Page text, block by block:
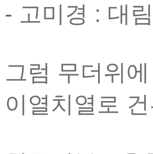
- 고미경 : 대
그럼 무더위
이열치열로